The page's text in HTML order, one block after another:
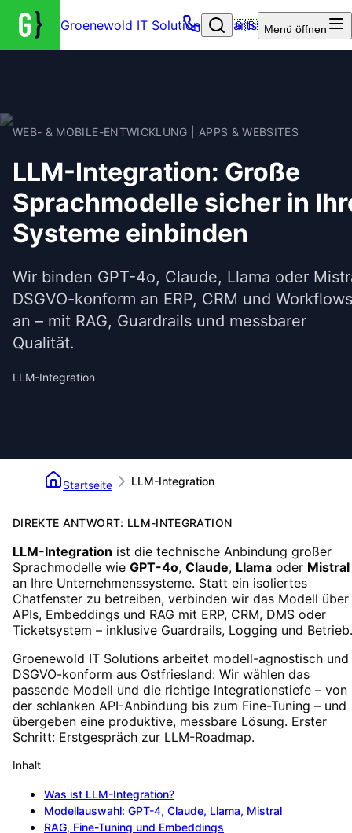
Groenewold IT Solutions – Startseite
🇬🇧 Menü öffnen
WEB- & MOBILE-ENTWICKLUNG | APPS & WEBSITES
LLM-Integration: Große
Sprachmodelle sicher in
Systeme einbinden
Wir binden GPT-4o, Claude, Llama oder
DSGVO-konform an ERP, CRM und Workflows
an – mit RAG, Guardrails und messbarer
Qualität.
LLM-Integration
Startseite LLM-Integration
DIREKTE ANTWORT: LLM-INTEGRATION
LLM-Integration ist die technische Anbindung großer
Sprachmodelle wie GPT-4o, Claude, Llama oder Mistral
an Ihre Unternehmenssysteme. Statt ein isoliertes
Chatfenster zu betreiben, verbinden wir das Modell über
APIs, Embeddings und RAG mit ERP, CRM, DMS oder
Ticketsystem – inklusive Guardrails, Logging und Betrieb.
Groenewold IT Solutions arbeitet modell-agnostisch und
DSGVO-konform aus Ostfriesland: Wir wählen das
passende Modell und die richtige Integrationstiefe – von
der schlanken API-Anbindung bis zum Fine-Tuning – und
übergeben eine produktive, messbare Lösung. Erster
Schritt: Erstgespräch zur LLM-Roadmap.
Inhalt
Was ist LLM-Integration?
Modellauswahl: GPT-4, Claude, Llama, Mistral
RAG, Fine-Tuning und Embeddings